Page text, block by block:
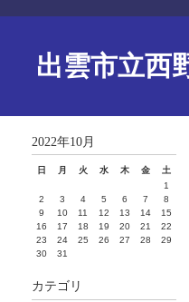
出雲市立西
2022年10月
日 月 火 水 木 金
土
1
2
3 4 5 6 7
8
9
10 11 12 13 14
15
16
17 18 19 20 21
22
23
24 25 26 27 28
29
30
31
カテゴリ